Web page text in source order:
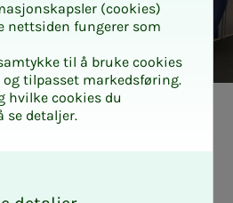
(cookies)
nettsiden fungerer som
til å bruke cookies
tilpasset markedsføring.
hvilke cookies du
se detaljer.